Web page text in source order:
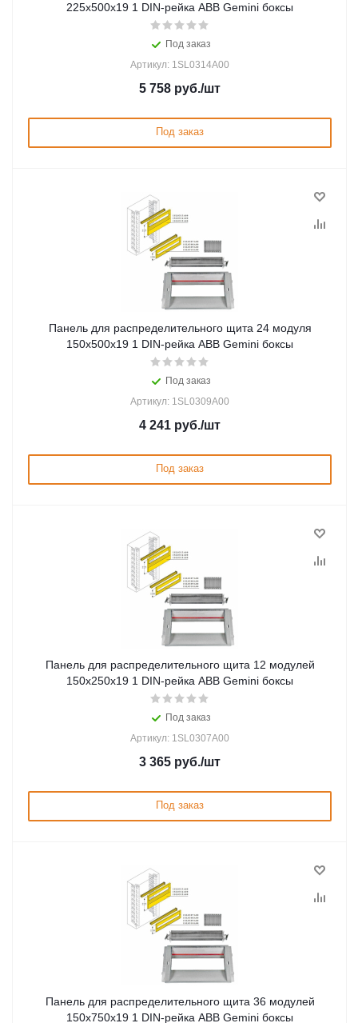
225x500x19 1 DIN-рейка ABB Gemini боксы
Под заказ
Артикул: 1SL0314A00
5 758 руб./шт
Под заказ
Панель для распределительного щита 24 модуля
150x500x19 1 DIN-рейка ABB Gemini боксы
Под заказ
Артикул: 1SL0309A00
4 241 руб./шт
Под заказ
Панель для распределительного щита 12 модулей
150x250x19 1 DIN-рейка ABB Gemini боксы
Под заказ
Артикул: 1SL0307A00
3 365 руб./шт
Под заказ
Панель для распределительного щита 36 модулей
150x750x19 1 DIN-рейка ABB Gemini боксы